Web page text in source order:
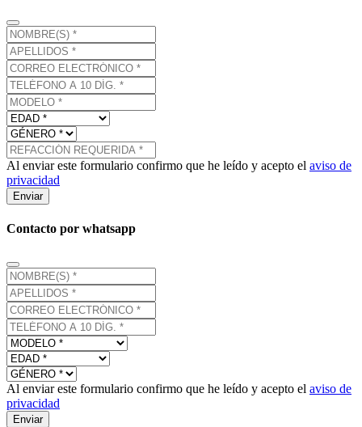
Al enviar este formulario confirmo que he leído y acepto el aviso de
privacidad
Enviar
Contacto por whatsapp
Al enviar este formulario confirmo que he leído y acepto el aviso de
privacidad
Enviar